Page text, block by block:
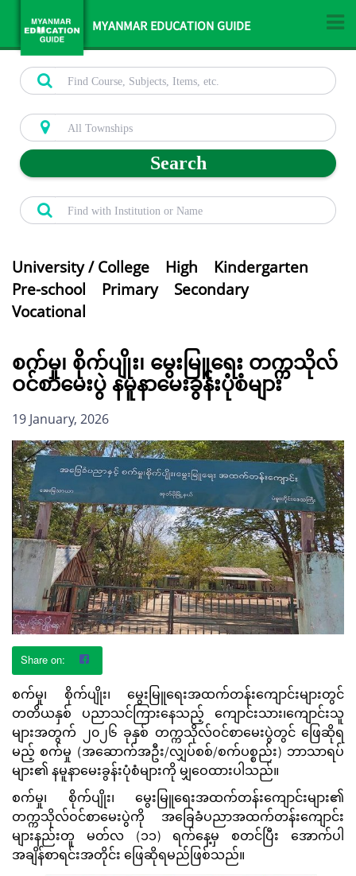
MYANMAR EDUCATION GUIDE
Search
University / College High
Kindergarten
Pre-school
Primary
Secondary
Vocational
စက်မှု၊ စိုက်ပျိုး၊ မွေးမြူရေး တက္ကသိုလ်
ဝင်စာမေးပွဲ နမူနာမေးခွန်းပုံစံများ
19 January, 2026
စက်မှု၊ စိုက်ပျိုး၊ မွေးမြူရေးအထက်တန်းကျောင်းများတွင်
တတိယနှစ် ပညာသင်ကြားနေသည့် ကျောင်းသား၊ကျောင်းသူ
များအတွက် ၂၀၂၆ ခုနှစ် တက္ကသိုလ်ဝင်စာမေးပွဲတွင် ဖြေဆိုရ
မည့် စက်မှု (အဆောက်အဦး/လျှပ်စစ်/စက်ပစ္စည်း) ဘာသာရပ်
များ၏ နမူနာမေးခွန်းပုံစံများကို မျှဝေထားပါသည်။
စက်မှု၊ စိုက်ပျိုး၊ မွေးမြူရေးအထက်တန်းကျောင်းများ၏
တက္ကသိုလ်ဝင်စာမေးပွဲကို အခြေခံပညာအထက်တန်းကျောင်း
များနည်းတူ မတ်လ (၁၁) ရက်နေ့မှ စတင်ပြီး အောက်ပါ
အချိန်စာရင်းအတိုင်း ဖြေဆိုရမည်ဖြစ်သည်။